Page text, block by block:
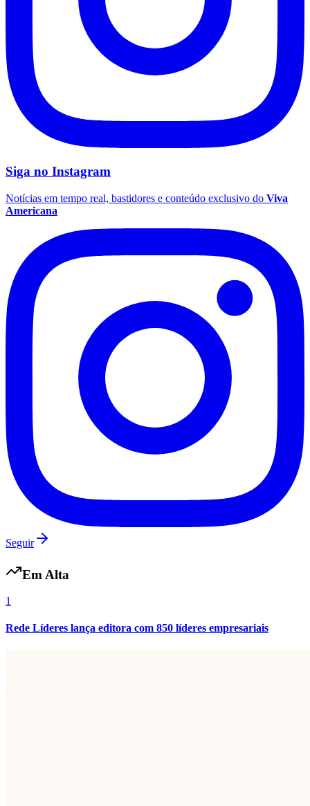
Goiás
Coritiba
Siga no Instagram
Notícias em tempo real, bastidores e conteúdo exclusivo do Viva
Americana
Seguir
Em Alta
1
Rede Líderes lança editora com 850 líderes empresariais